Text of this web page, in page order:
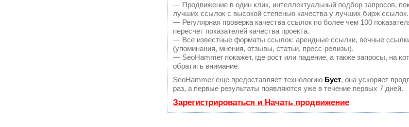
— Продвижение в один клик, интеллектуальный подбор запросов,
лучших ссылок с высокой степенью качества у лучших бирж ссылок.
— Регулярная проверка качества ссылок по более чем 100
пересчет показателей качества проекта.
— Все известные форматы ссылок: арендные ссылки, вечные
(упоминания, мнения, отзывы, статьи, пресс-релизы).
— SeoHammer покажет, где рост или падение, а также запросы, на
обратить внимание.
SeoHammer еще предоставляет технологию Буст, она ускоряет
раз, а первые результаты появляются уже в течение первых 7 дней.
Зарегистрироваться и Начать продвижение